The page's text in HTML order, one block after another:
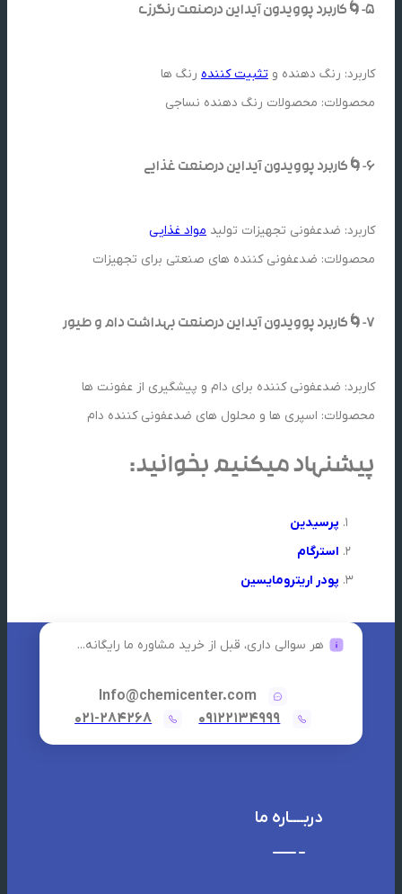
5-🌀کاربرد پوویدون آیداین درصنعت رنگرزی
کاربرد: رنگ دهنده و تثبیت کننده رنگ ها
محصولات: محصولات رنگ دهنده نساجی
6-🌀کاربرد پوویدون آیداین درصنعت غذایی
کاربرد: ضدعفونی تجهیزات تولید مواد غذایی
محصولات: ضدعفونی کننده های صنعتی برای تجهیزات
7-🌀کاربرد پوویدون آیداین درصنعت بهداشت دام و طیور
کاربرد: ضدعفونی کننده برای دام و پیشگیری از عفونت ها
محصولات: اسپری ها و محلول های ضدعفونی کننده دام
پیشنهاد میکنیم بخوانید:
پرسیدین
استرگام
پودر اریترومایسین
هر سوالی داری، قبل از خرید مشاوره ما رایگانه...
Info@chemicenter.com
09122134999
021-284268
دربــــاره ما